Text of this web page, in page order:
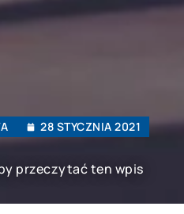
28 STYCZNIA 2021
przeczytać ten wpis